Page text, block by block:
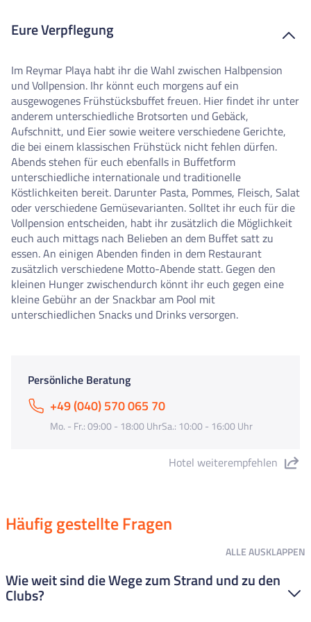
Eure Verpflegung
Im Reymar Playa habt ihr die Wahl zwischen Halbpension
und Vollpension. Ihr könnt euch morgens auf ein
ausgewogenes Frühstücksbuffet freuen. Hier findet ihr unter
anderem unterschiedliche Brotsorten und Gebäck,
Aufschnitt, und Eier sowie weitere verschiedene Gerichte,
die bei einem klassischen Frühstück nicht fehlen dürfen.
Abends stehen für euch ebenfalls in Buffetform
unterschiedliche internationale und traditionelle
Köstlichkeiten bereit. Darunter Pasta, Pommes, Fleisch, Salat
oder verschiedene Gemüsevarianten. Solltet ihr euch für die
Vollpension entscheiden, habt ihr zusätzlich die Möglichkeit
euch auch mittags nach Belieben an dem Buffet satt zu
essen. An einigen Abenden finden in dem Restaurant
zusätzlich verschiedene Motto-Abende statt. Gegen den
kleinen Hunger zwischendurch könnt ihr euch gegen eine
kleine Gebühr an der Snackbar am Pool mit
unterschiedlichen Snacks und Drinks versorgen.
Persönliche Beratung
+49 (040) 570 065 70
Mo. - Fr.: 09:00 - 18:00 UhrSa.: 10:00 - 16:00 Uhr
Hotel weiterempfehlen
Häufig gestellte Fragen
ALLEAUSKLAPPEN
Wie weit sind die Wege zum Strand und zu den
Clubs?